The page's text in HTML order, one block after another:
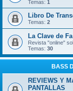
Temas: 1
Libro De
Temas: 2
La Clave de Fa
Revista "online"
Temas: 30
BASS
REVIEWS Y
PANTALLAS